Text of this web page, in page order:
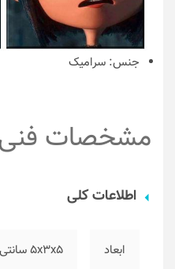
جنس: سرامیک
مشخصات
اطلاعات کلی
ابعاد ۵x3x5 سانتی‌متر